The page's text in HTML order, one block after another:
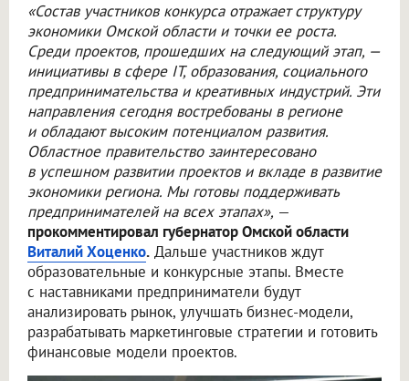
«Состав участников конкурса отражает структуру
экономики Омской области и точки ее роста.
Среди проектов, прошедших на следующий этап, —
инициативы в сфере IT, образования, социального
предпринимательства и креативных индустрий. Эти
направления сегодня востребованы в регионе
и обладают высоким потенциалом развития.
Областное правительство заинтересовано
в успешном развитии проектов и вкладе в развитие
экономики региона. Мы готовы поддерживать
предпринимателей на всех этапах», —
прокомментировал губернатор Омской области
Виталий Хоценко. Дальше участников ждут
образовательные и конкурсные этапы. Вместе
с наставниками предприниматели будут
анализировать рынок, улучшать бизнес-модели,
разрабатывать маркетинговые стратегии и готовить
финансовые модели проектов.